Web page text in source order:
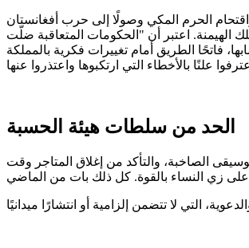
الهيمنة. اعتبر أن "الحكومات المتعاقبة ضلّت
الحد من سلطات هيئة الحسبة
الصاخبة، والتأكد من إغلاق المتاجر ‏وقت